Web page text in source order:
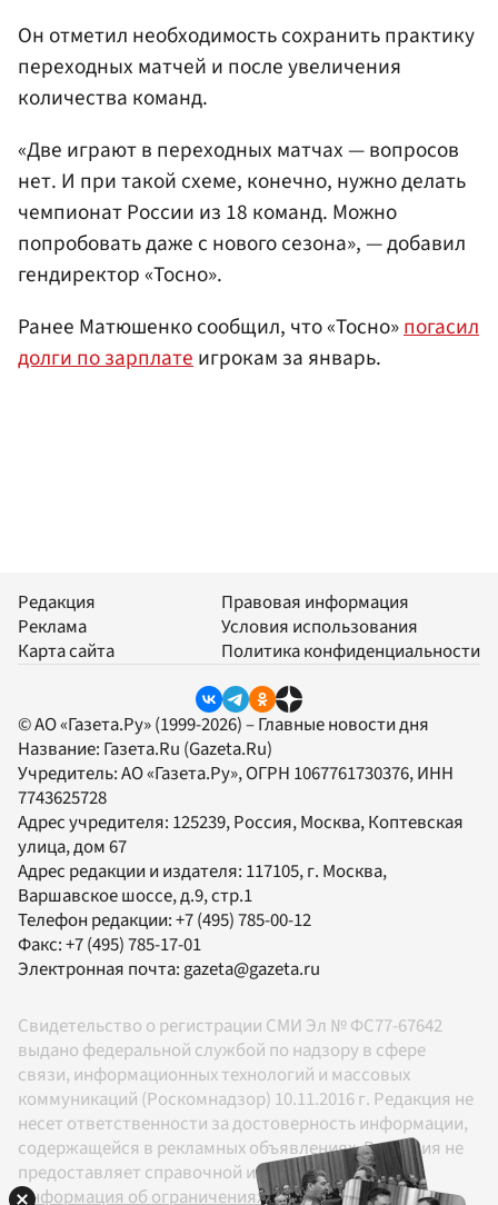
Он отметил необходимость сохранить практику
переходных матчей и после увеличения
количества команд.
«Две играют в переходных матчах — вопросов
нет. И при такой схеме, конечно, нужно делать
чемпионат России из 18 команд. Можно
попробовать даже с нового сезона», — добавил
гендиректор «Тосно».
Ранее Матюшенко сообщил, что «Тосно»погасил
долги по зарплатеигрокам за январь.
Редакция
Реклама
Карта сайта
Правовая информация
Условия использования
Политика конфиденциальности
© АО «Газета.Ру» (1999-2026) – Главные новости дня
Название: Газета.Ru (Gazeta.Ru)
Учредитель:АО «Газета.Ру», ОГРН 1067761730376, ИНН
7743625728
Адрес учредителя: 125239, Россия, Москва, Коптевская
улица, дом 67
Адрес редакции и издателя: 117105, г. Москва,
Варшавское шоссе, д.9, стр.1
Телефон редакции:+7 (495) 785-00-12
Факс:+7 (495) 785-17-01
Электронная почта:gazeta@gazeta.ru
Свидетельство о регистрации СМИ Эл № ФС77-67642
выдано федеральной службой по надзору в сфере
связи, информационных технологий и массовых
коммуникаций (Роскомнадзор) 10.11.2016 г. Редакция не
несет ответственности за достоверность информации,
содержащейся в рекламных объявлениях. Редакция не
предоставляет справочной информации.
Информация об ограничениях